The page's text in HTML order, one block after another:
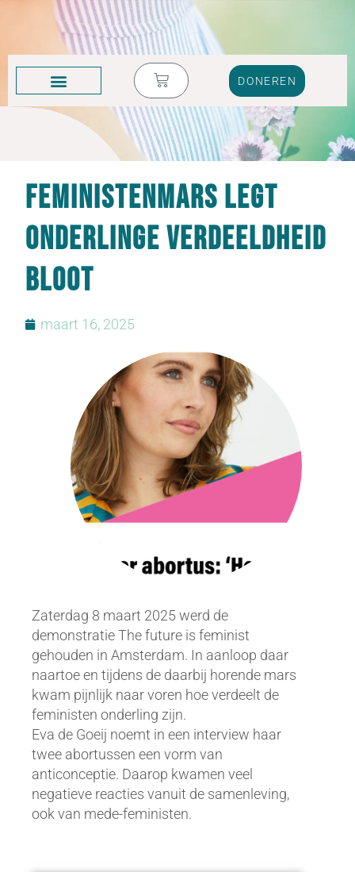
DONEREN
Feministenmars legt
onderlinge verdeeldheid
bloot
maart 16, 2025
Zaterdag 8 maart 2025 werd de
demonstratie The future is feminist
gehouden in Amsterdam. In aanloop daar
naartoe en tijdens de daarbij horende mars
kwam pijnlijk naar voren hoe verdeelt de
feministen onderling zijn.
Eva de Goeij noemt in een interview haar
twee abortussen een vorm van
anticonceptie. Daarop kwamen veel
negatieve reacties vanuit de samenleving,
ook van mede-feministen.